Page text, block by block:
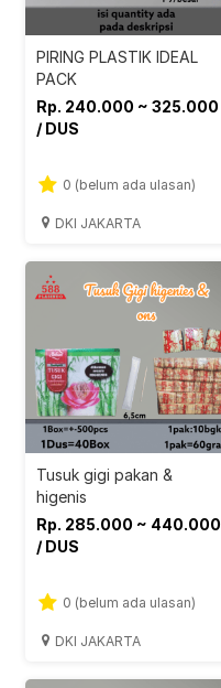
PIRING PLASTIK IDEAL
PACK
Rp. 240.000 ~ 325.000
/ DUS
0 (belum ada ulasan)
DKI JAKARTA
Tusuk gigi pakan &
higenis
Rp. 285.000 ~ 440.000
/ DUS
0 (belum ada ulasan)
DKI JAKARTA